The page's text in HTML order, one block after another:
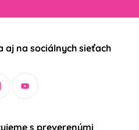
aj na sociálnych sieťach
s preverenými